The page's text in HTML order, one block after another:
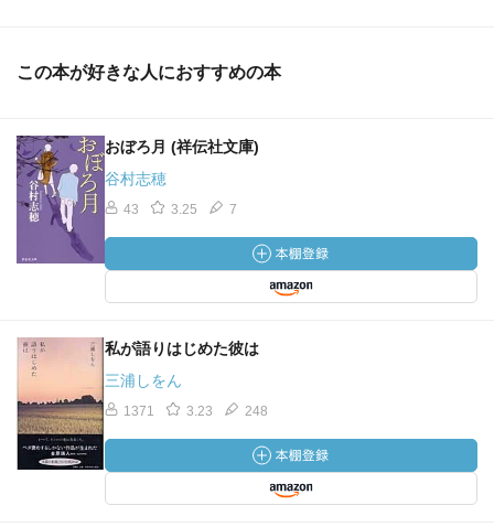
この本が好きな人におすすめの本
おぼろ月 (祥伝社文庫)
谷村志穂
43 3.25 7
私が語りはじめた彼は
三浦しをん
1371 3.23 248